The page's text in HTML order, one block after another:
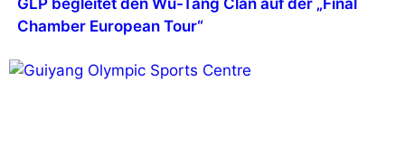
GLP begleitet den Wu-Tang Clan auf der „Final
Chamber European Tour“